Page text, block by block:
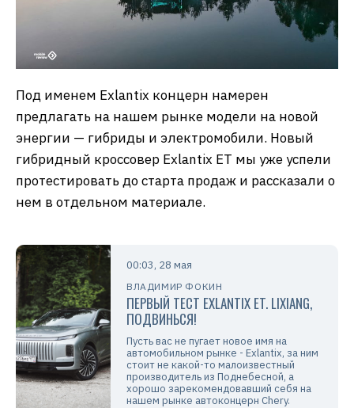
Под именем Exlantix концерн намерен
предлагать на нашем рынке модели на новой
энергии — гибриды и электромобили. Новый
гибридный кроссовер Exlantix ET мы уже успели
протестировать до старта продаж и рассказали о
нем в отдельном материале.
00:03, 28 мая
ВЛАДИМИР ФОКИН
ПЕРВЫЙ ТЕСТ EXLANTIX ET. LIXIANG,
ПОДВИНЬСЯ!
Пусть вас не пугает новое имя на
автомобильном рынке - Exlantix, за ним
стоит не какой-то малоизвестный
производитель из Поднебесной, а
хорошо зарекомендовавший себя на
нашем рынке автоконцерн Chery.